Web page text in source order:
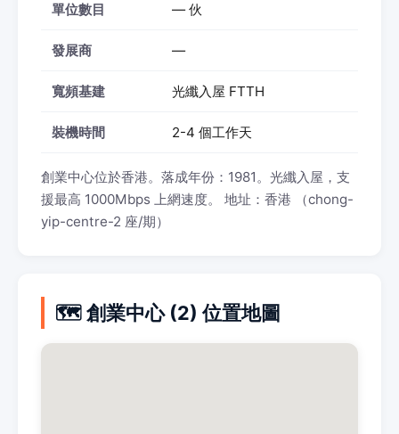
單位數目 — 伙
發展商 —
寬頻基建 光纖入屋 FTTH
裝機時間 2-4 個工作天
創業中心位於香港。落成年份：1981。光纖入屋，支
援最高 1000Mbps 上網速度。 地址：香港 （chong-
yip-centre-2 座/期）
🗺️ 創業中心 (2) 位置地圖